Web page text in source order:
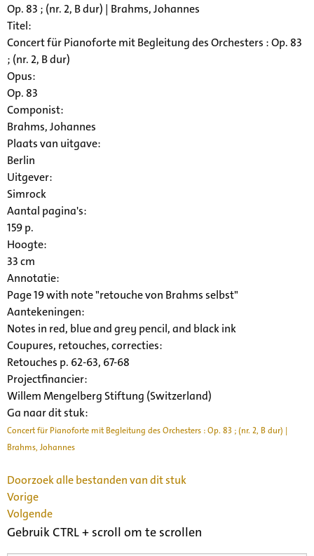
Op. 83 ; (nr. 2, B dur) | Brahms, Johannes
Titel:
Concert für Pianoforte mit Begleitung des Orchesters : Op. 83
; (nr. 2, B dur)
Opus:
Op. 83
Componist:
Brahms, Johannes
Plaats van uitgave:
Berlin
Uitgever:
Simrock
Aantal pagina's:
159 p.
Hoogte:
33 cm
Annotatie:
Page 19 with note "retouche von Brahms selbst"
Aantekeningen:
Notes in red, blue and grey pencil, and black ink
Coupures, retouches, correcties:
Retouches p. 62-63, 67-68
Projectfinancier:
Willem Mengelberg Stiftung (Switzerland)
Ga naar dit stuk:
Concert für Pianoforte mit Begleitung des Orchesters : Op. 83 ; (nr. 2, B dur) |
Brahms, Johannes
Doorzoek alle bestanden van dit stuk
Vorige
Volgende
Gebruik CTRL + scroll om te scrollen